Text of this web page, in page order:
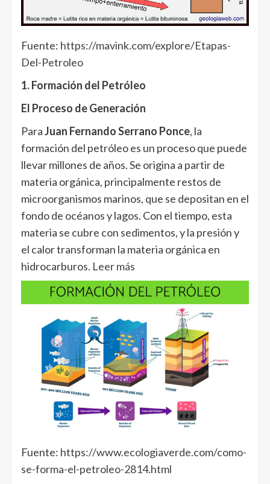
Fuente: https://mavink.com/explore/Etapas-
Del-Petroleo
1. Formación del Petróleo
El Proceso de Generación
ParaJuan Fernando Serrano Ponce, la
formación del petróleo es un proceso que puede
llevar millones de años. Se origina a partir de
materia orgánica, principalmente restos de
microorganismos marinos, que se depositan en el
fondo de océanos y lagos. Con el tiempo, esta
materia se cubre con sedimentos, y la presión y
el calor transforman la materia orgánica en
hidrocarburos. Leer más
Fuente: https://www.ecologiaverde.com/como-
se-forma-el-petroleo-2814.html